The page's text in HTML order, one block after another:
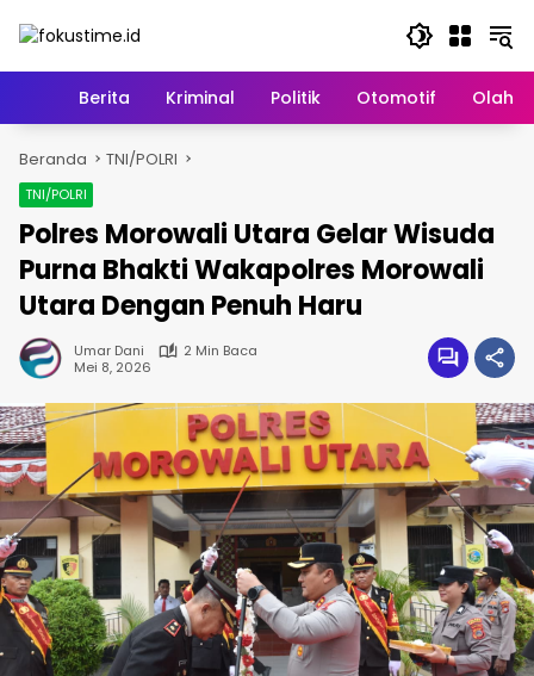
HomeBerita Kriminal Politik Otomotif
Beranda TNI/POLRI
TNI/POLRI
Polres Morowali Utara Gelar Wisuda
Purna Bhakti Wakapolres Morowali
Utara Dengan Penuh Haru
Umar Dani
2 Min Baca
Mei 8, 2026